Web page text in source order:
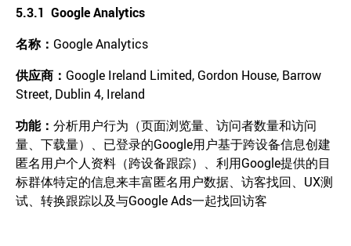
5.3.1 Google Analytics
名称： Google Analytics
供应商： Google Ireland Limited, Gordon House, Barrow
Street, Dublin 4, Ireland
功能： 分析用户行为（页面浏览量、访问者数量和访问
量、下载量）、已登录的Google用户基于跨设备信息创建
匿名用户个人资料（跨设备跟踪）、利用Google提供的目
标群体特定的信息来丰富匿名用户数据、访客找回、UX测
试、转换跟踪以及与Google Ads一起找回访客